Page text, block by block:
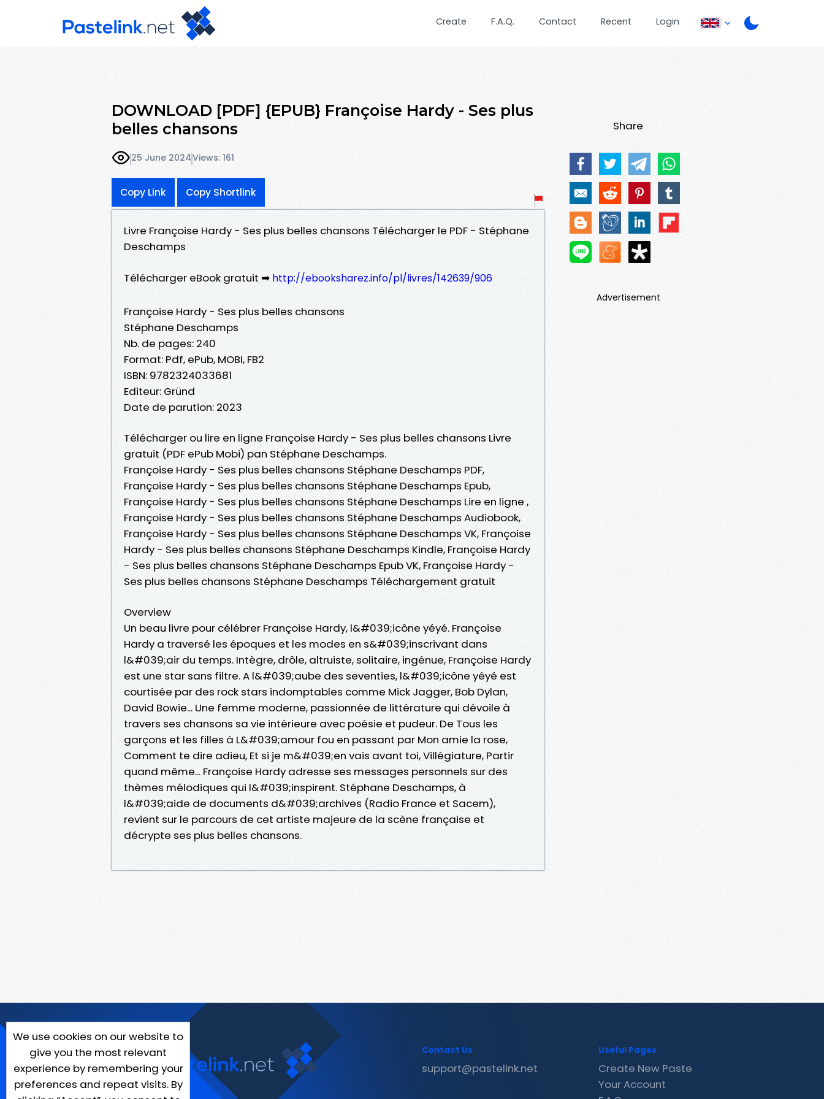
Create F.A.Q. Contact Recent Login
DOWNLOAD [PDF] {EPUB} Françoise Hardy - Ses plus
belles chansons
25 June 2024Views: 161
Copy Link Copy Shortlink
Livre Françoise Hardy - Ses plus belles chansons Télécharger le PDF - Stéphane
Deschamps
Télécharger eBook gratuit ➡ http://ebooksharez.info/pl/livres/142639/906
Françoise Hardy - Ses plus belles chansons
Stéphane Deschamps
Nb. de pages: 240
Format: Pdf, ePub, MOBI, FB2
ISBN: 9782324033681
Editeur: Gründ
Date de parution: 2023
Télécharger ou lire en ligne Françoise Hardy - Ses plus belles chansons Livre
gratuit (PDF ePub Mobi) pan Stéphane Deschamps.
Françoise Hardy - Ses plus belles chansons Stéphane Deschamps PDF,
Françoise Hardy - Ses plus belles chansons Stéphane Deschamps Epub,
Françoise Hardy - Ses plus belles chansons Stéphane Deschamps Lire en ligne ,
Françoise Hardy - Ses plus belles chansons Stéphane Deschamps Audiobook,
Françoise Hardy - Ses plus belles chansons Stéphane Deschamps VK, Françoise
Hardy - Ses plus belles chansons Stéphane Deschamps Kindle, Françoise Hardy
- Ses plus belles chansons Stéphane Deschamps Epub VK, Françoise Hardy -
Ses plus belles chansons Stéphane Deschamps Téléchargement gratuit
Overview
Un beau livre pour célébrer Françoise Hardy, l&#039;icône yéyé. Françoise
Hardy a traversé les époques et les modes en s&#039;inscrivant dans
l&#039;air du temps. Intègre, drôle, altruiste, solitaire, ingénue, Françoise Hardy
est une star sans filtre. A l&#039;aube des seventies, l&#039;icône yéyé est
courtisée par des rock stars indomptables comme Mick Jagger, Bob Dylan,
David Bowie... Une femme moderne, passionnée de littérature qui dévoile à
travers ses chansons sa vie intérieure avec poésie et pudeur. De Tous les
garçons et les filles à L&#039;amour fou en passant par Mon amie la rose,
Comment te dire adieu, Et si je m&#039;en vais avant toi, Villégiature, Partir
quand même... Françoise Hardy adresse ses messages personnels sur des
thèmes mélodiques qui l&#039;inspirent. Stéphane Deschamps, à
l&#039;aide de documents d&#039;archives (Radio France et Sacem),
revient sur le parcours de cet artiste majeure de la scène française et
décrypte ses plus belles chansons.
Share
Advertisement
We use cookies on our website to
give you the most relevant
experience by remembering your
preferences and repeat visits. By
Contact Us
support@pastelink.net
Useful Pages
Create New Paste
Your Account